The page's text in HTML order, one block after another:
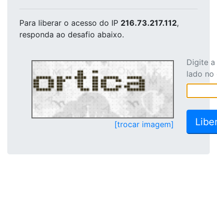
Para liberar o acesso do IP 216.73.217.112,
responda ao desafio abaixo.
[trocar imagem]
Digite
lado no